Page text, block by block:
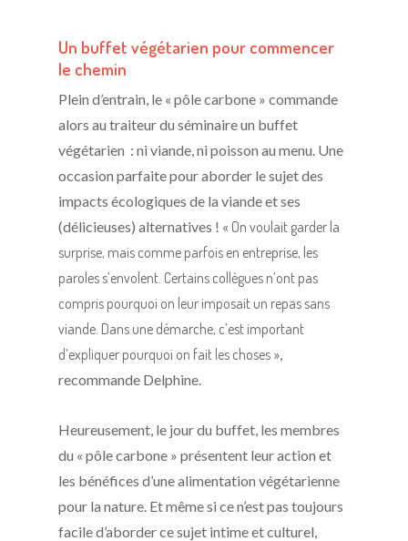
Un buffet végétarien pour commencer
le chemin
Plein d’entrain, le « pôle carbone » commande
alors au traiteur du séminaire un buffet
végétarien : ni viande, ni poisson au menu. Une
occasion parfaite pour aborder le sujet des
impacts écologiques de la viande et ses
(délicieuses) alternatives ! « On voulait garder la
surprise, mais comme parfois en entreprise, les
paroles s’envolent. Certains collègues n’ont pas
compris pourquoi on leur imposait un repas sans
viande. Dans une démarche, c’est important
d’expliquer pourquoi on fait les choses »,
recommande Delphine.
Heureusement, le jour du buffet, les membres
du « pôle carbone » présentent leur action et
les bénéfices d’une alimentation végétarienne
pour la nature. Et même si ce n’est pas toujours
facile d’aborder ce sujet intime et culturel,